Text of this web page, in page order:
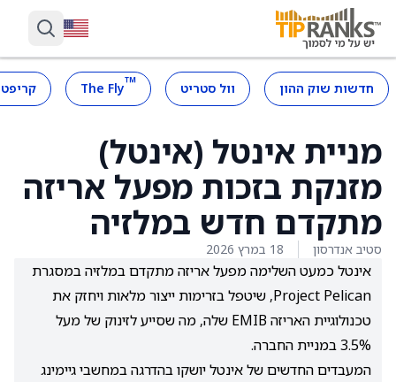
חדשות שוק ההון וול סטריט ™
The Fly
מניית אינטל (אינטל)
מזנקת בזכות מפעל אריזה
מתקדם חדש במלזיה
סטיב אנדרסון 18 במרץ 2026
אינטל כמעט השלימה מפעל אריזה מתקדם במלזיה במסגרת
Project Pelican, שיטפל בזרימות ייצור מלאות ויחזק את
טכנולוגיית האריזה EMIB שלה, מה שסייע לזינוק של מעל
3.5% במניית החברה.
המעבדים החדשים של אינטל יושקו בהדרגה במחשבי גיימינג